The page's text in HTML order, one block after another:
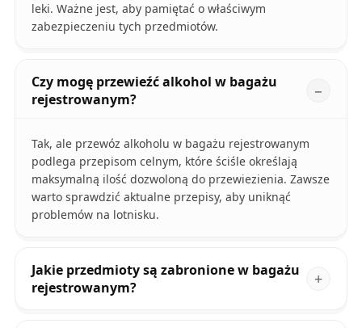
leki. Ważne jest, aby pamiętać o właściwym
zabezpieczeniu tych przedmiotów.
Czy mogę przewieźć alkohol w bagażu
rejestrowanym?
Tak, ale przewóz alkoholu w bagażu rejestrowanym
podlega przepisom celnym, które ściśle określają
maksymalną ilość dozwoloną do przewiezienia. Zawsze
warto sprawdzić aktualne przepisy, aby uniknąć
problemów na lotnisku.
Jakie przedmioty są zabronione w bagażu
rejestrowanym?